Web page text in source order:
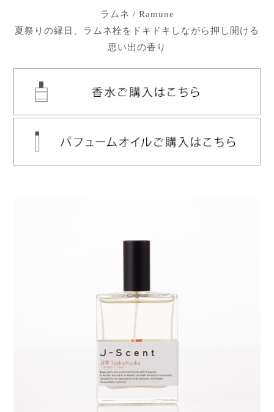
ラムネ / Ramune
夏祭りの縁日、ラムネ栓をドキドキしながら押し開ける
思い出の香り